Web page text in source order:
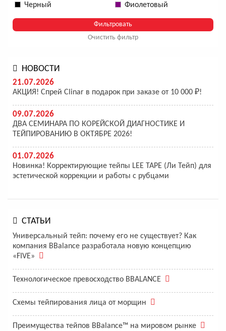
Черный
Фиолетовый
Очистить фильтр
НОВОСТИ
21.07.2026
АКЦИЯ! Спрей Clinar в подарок при заказе от 10 000 ₽!
09.07.2026
ДВА СЕМИНАРА ПО КОРЕЙСКОЙ ДИАГНОСТИКЕ И
ТЕЙПИРОВАНИЮ В ОКТЯБРЕ 2026!
01.07.2026
Новинка! Корректирующие тейпы LEE TAPE (Ли Тейп) для
эстетической коррекции и работы с рубцами
СТАТЬИ
Универсальный тейп: почему его не существует? Как
компания BBalance разработала новую концепцию
«FIVE»
Технологическое превосходство BBALANCE
Схемы тейпирования лица от морщин
Преимущества тейпов BBalance™ на мировом рынке